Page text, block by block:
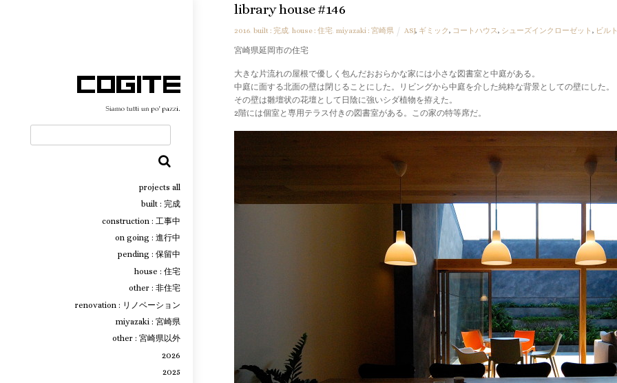
検
projects all
built : 完成
construction : 工事中
on going : 進行中
pending : 保留中
house : 住宅
other : 非住宅
renovation : リノベーション
miyazaki : 宮崎県
other : 宮崎県以外
2026
2025
library house #146
2016 built : 完成 house : 住宅 miyazaki : 宮崎県 ASJ, ギミック, コートハウス, シューズインクローゼット, ビル
宮崎県延岡市の住宅
大きな片流れの屋根で優しく包んだおおらかな家には小さな図書室と中庭がある。
中庭に面する北面の壁は閉じることにした。リビングから中庭を介した純粋な背景としての壁にした。
その壁は雛壇状の花壇として日陰に強いシダ植物を拵えた。
2階には個室と専用テラス付きの図書室がある。この家の特等席だ。